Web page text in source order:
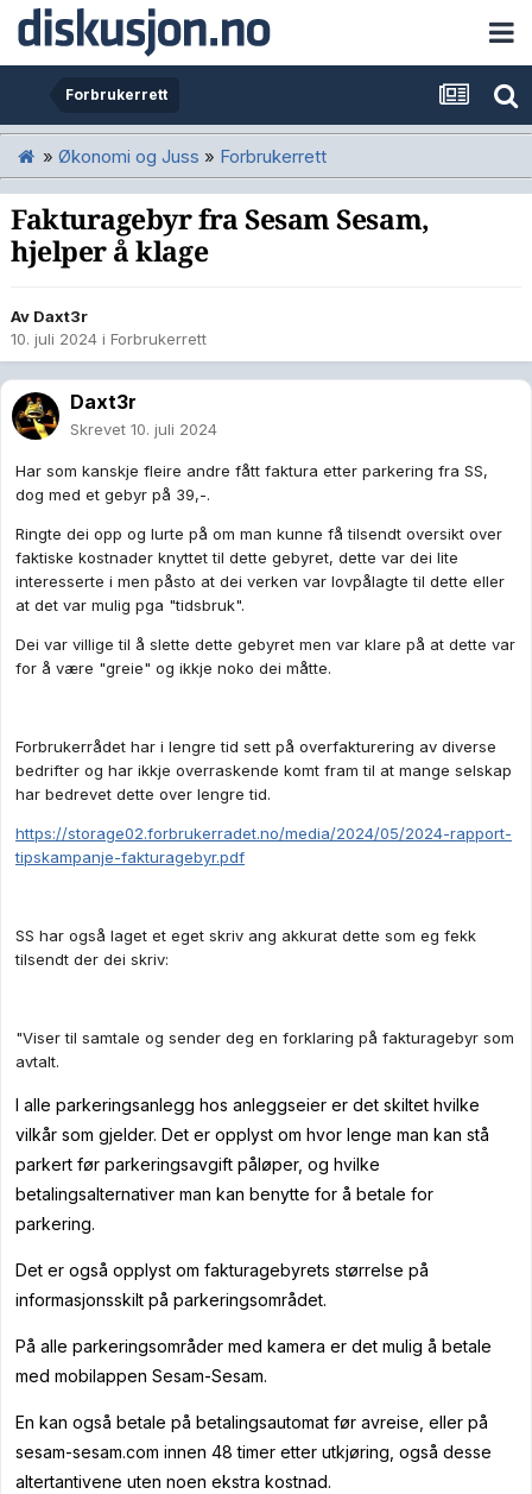
Forbrukerrett
» Økonomi og Juss » Forbrukerrett
Fakturagebyr fra Sesam Sesam,
hjelper å klage
Av Daxt3r
10. juli 2024 i Forbrukerrett
Daxt3r
Skrevet 10. juli 2024
Har som kanskje fleire andre fått faktura etter parkering fra SS,
dog med et gebyr på 39,-.
Ringte dei opp og lurte på om man kunne få tilsendt oversikt over
faktiske kostnader knyttet til dette gebyret, dette var dei lite
interesserte i men påsto at dei verken var lovpålagte til dette eller
at det var mulig pga "tidsbruk".
Dei var villige til å slette dette gebyret men var klare på at dette var
for å være "greie" og ikkje noko dei måtte.
Forbrukerrådet har i lengre tid sett på overfakturering av diverse
bedrifter og har ikkje overraskende komt fram til at mange selskap
har bedrevet dette over lengre tid.
https://storage02.forbrukerradet.no/media/2024/05/2024-rapport-
tipskampanje-fakturagebyr.pdf
SS har også laget et eget skriv ang akkurat dette som eg fekk
tilsendt der dei skriv:
"Viser til samtale og sender deg en forklaring på fakturagebyr som
avtalt.
I alle parkeringsanlegg hos anleggseier er det skiltet hvilke
vilkår som gjelder. Det er opplyst om hvor lenge man kan stå
parkert før parkeringsavgift påløper, og hvilke
betalingsalternativer man kan benytte for å betale for
parkering.
Det er også opplyst om fakturagebyrets størrelse på
informasjonsskilt på parkeringsområdet.
På alle parkeringsområder med kamera er det mulig å betale
med mobilappen Sesam-Sesam.
En kan også betale på betalingsautomat før avreise, eller på
sesam-sesam.com innen 48 timer etter utkjøring, også desse
altertantivene uten noen ekstra kostnad.